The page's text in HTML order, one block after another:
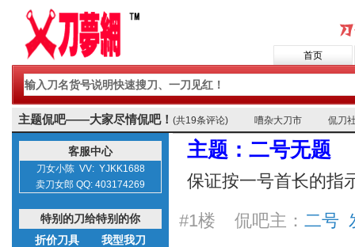
首页
主题侃吧——大家尽情侃吧！ (共19条评论) 嘈杂大刀市 侃刀
客服中心
刀女小陈 VV: YJKK1688
卖刀女郎 QQ: 403174269
特别的刀给特别的你
折价刀具
我型我刀
主题：二号无题
保证按一号首长的指
#1楼 侃吧主： 二号